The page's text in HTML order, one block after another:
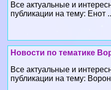
Все актуальные и
публикации на тему: Енот
Новости по тематике
Все актуальные и
публикации на тему: